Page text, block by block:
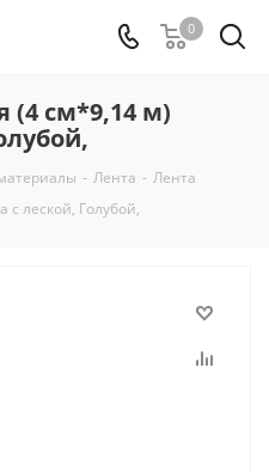
0
(4 см*9,14 м)
- Лента - Лента
с леской, Голубой,